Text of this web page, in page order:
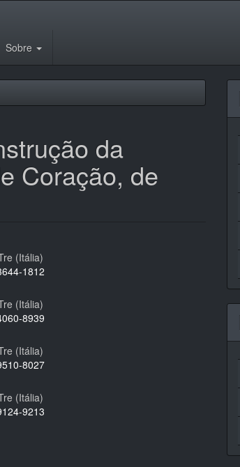
Sobre
da
Coração, de
(Itália)
1812
(Itália)
8939
(Itália)
8027
(Itália)
9213